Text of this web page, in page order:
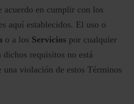
acuerdo en cumplir con los
aquí establecidos. El uso o
o a los Servicios por cualquier
requisitos no está
violación de estos Términos